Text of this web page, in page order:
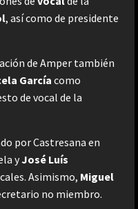
, así como de presidente
de Amper también
García como
de vocal de la
por Castresana en
yJosé Luís
Asimismo, Miguel
no miembro.